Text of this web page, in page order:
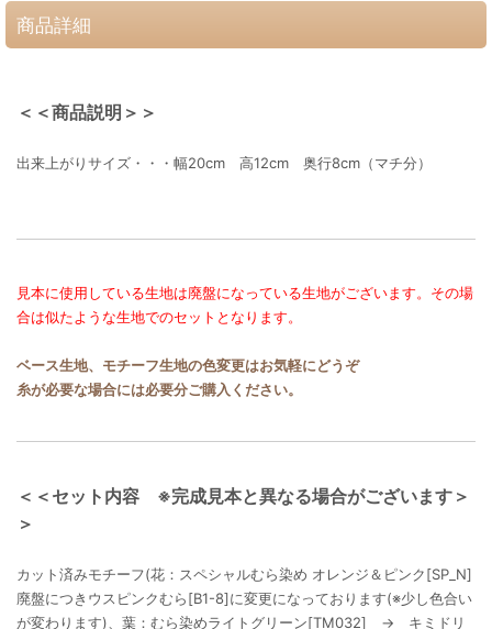
商品詳細
＜＜商品説明＞＞
出来上がりサイズ・・・幅20cm 高12cm 奥行8cm（マチ分）
見本に使用している生地は廃盤になっている生地がございます。その場
合は似たような生地でのセットとなります。
ベース生地、モチーフ生地の色変更はお気軽にどうぞ
糸が必要な場合には必要分ご購入ください。
＜＜セット内容 ※完成見本と異なる場合がございます＞
＞
カット済みモチーフ(花：スペシャルむら染め オレンジ＆ピンク[SP_N]
廃盤につきウスピンクむら[B1-8]に変更になっております(※少し色合い
が変わります)、葉：むら染めライトグリーン[TM032] → キミドリ